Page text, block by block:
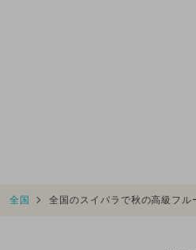
全国 全国のスイパラで秋の高級フ